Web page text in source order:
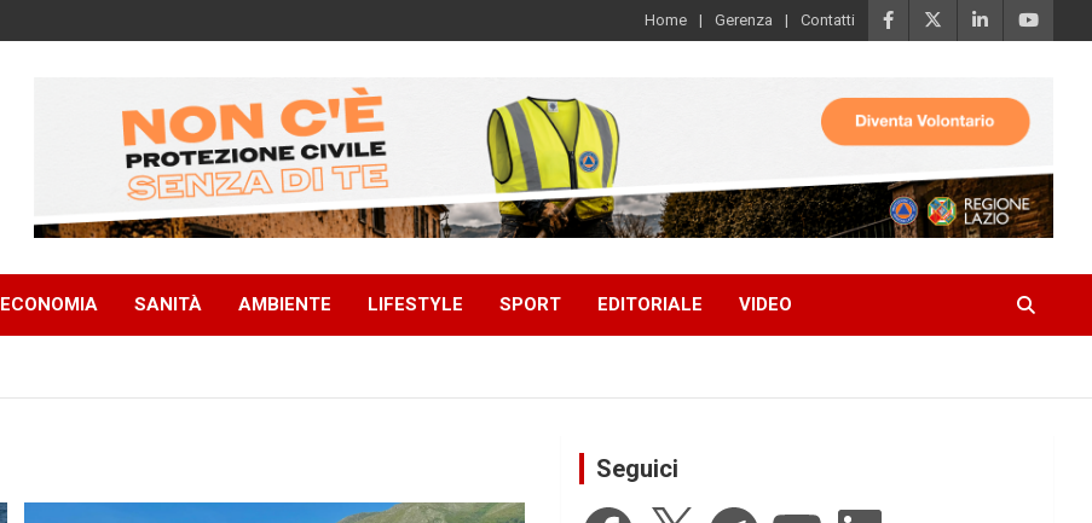
Home Gerenza Contatti
ECONOMIA SANITÀ AMBIENTE LIFESTYLE SPORT EDITORIALE VIDEO
Seguici
Facebook
X TelegramYouTube LinkedIn